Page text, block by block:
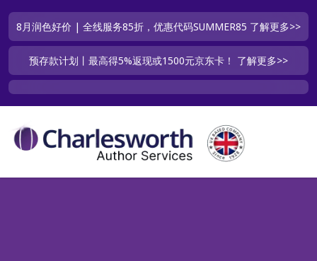
8月润色好价 | 全线服务85折，优惠代码SUMMER85 了解更多>>
预存款计划丨最高得5%返现或1500元京东卡！ 了解更多>>